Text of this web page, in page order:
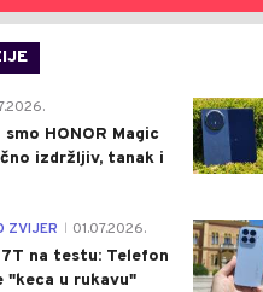
HONOR Magic
izdržljiv, tanak i
ZVIJER 01.07.2026.
na testu: Telefon
"keca u rukavu"